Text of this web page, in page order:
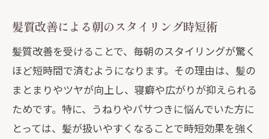
髪質改善による朝のスタイリング時短術
髪質改善を受けることで、毎朝のスタイリングが驚く
ほど短時間で済むようになります。その理由は、髪の
まとまりやツヤが向上し、寝癖や広がりが抑えられる
ためです。特に、うねりやパサつきに悩んでいた方に
とっては、髪が扱いやすくなることで時短効果を強く